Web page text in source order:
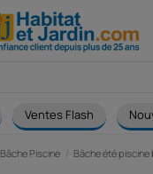
Ventes Flash
Bâche Piscine Bâche été piscine